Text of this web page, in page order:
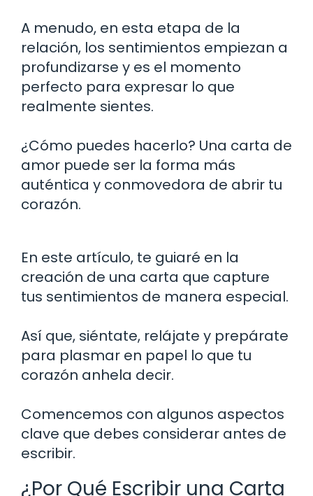
A menudo, en esta etapa de la
relación, los sentimientos empiezan a
profundizarse y es el momento
perfecto para expresar lo que
realmente sientes.
¿Cómo puedes hacerlo? Una carta de
amor puede ser la forma más
auténtica y conmovedora de abrir tu
corazón.
En este artículo, te guiaré en la
creación de una carta que capture
tus sentimientos de manera especial.
Así que, siéntate, relájate y prepárate
para plasmar en papel lo que tu
corazón anhela decir.
Comencemos con algunos aspectos
clave que debes considerar antes de
escribir.
¿Por Qué Escribir una Carta